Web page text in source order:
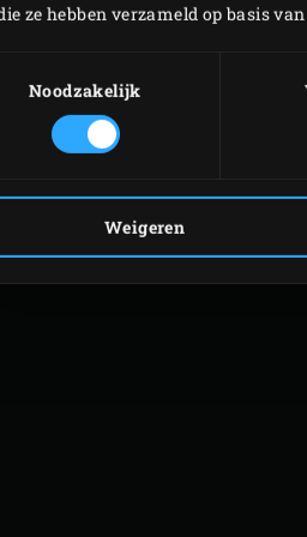
ze hebben verzameld op basis
Noodzakelijk
Weigeren